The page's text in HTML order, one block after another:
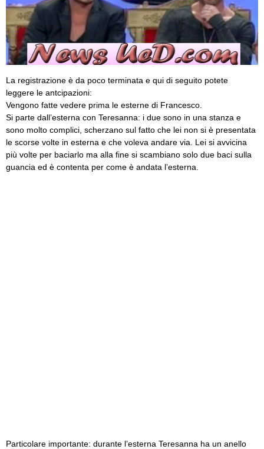
La registrazione è da poco terminata e qui di seguito potete
leggere le antcipazioni:
Vengono fatte vedere prima le esterne di Francesco.
Si parte dall’esterna con Teresanna: i due sono in una stanza e
sono molto complici, scherzano sul fatto che lei non si è presentata
le scorse volte in esterna e che voleva andare via. Lei si avvicina
più volte per baciarlo ma alla fine si scambiano solo due baci sulla
guancia ed è contenta per come è andata l’esterna.
Particolare importante: durante l’esterna Teresanna ha un anello